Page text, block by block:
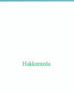
Hakkımızda